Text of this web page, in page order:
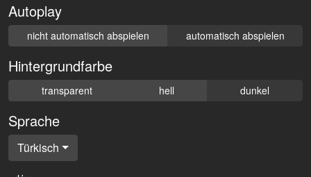
Autoplay
nicht automatisch abspielen automatisch abspielen
Hintergrundfarbe
transparent hell dunkel
Sprache
Türkisch